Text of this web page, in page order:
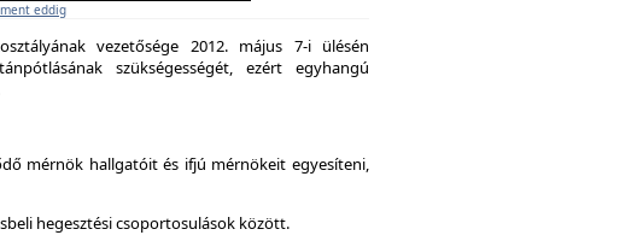
eddig
vezetősége 2012. május 7-i ülésén
szükségességét, ezért egyhangú
mérnök hallgatóit és ifjú mérnökeit egyesíteni,
hegesztési csoportosulások között.